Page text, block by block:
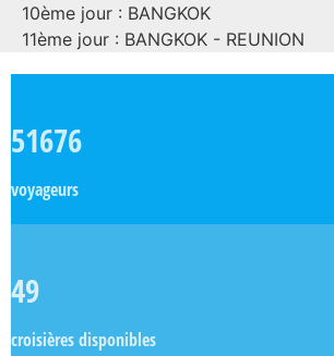
10ème jour : BANGKOK
11ème jour : BANGKOK - REUNION
51676
voyageurs
49
croisières disponibles